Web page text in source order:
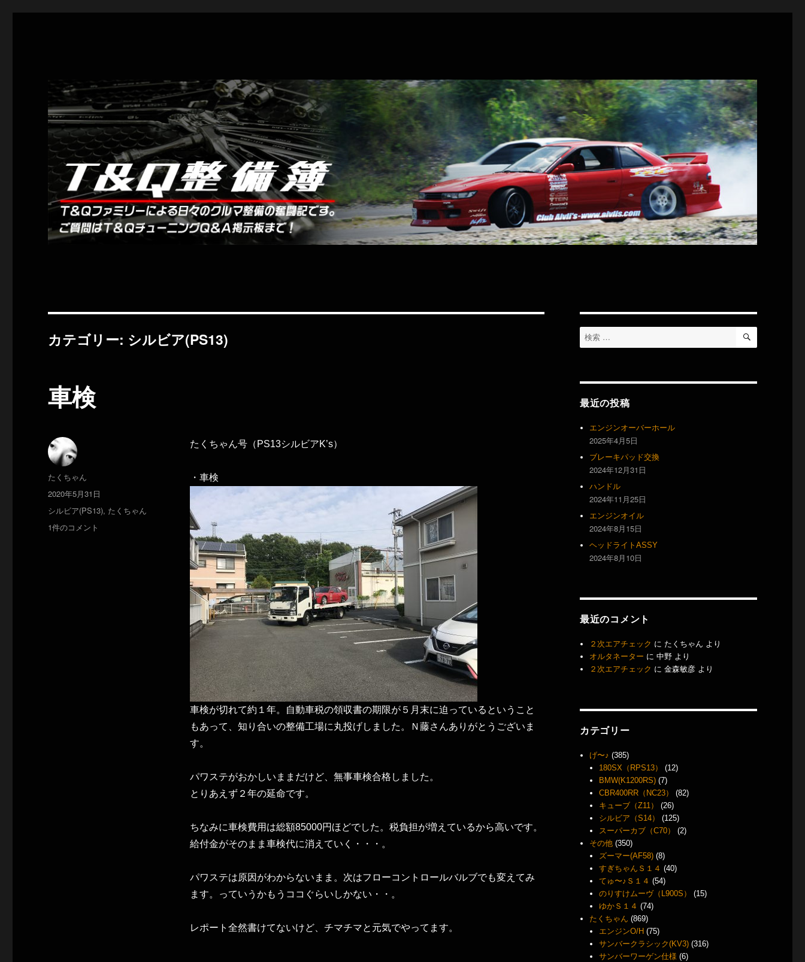
カテゴリー: シルビア(PS13)
車検
たくちゃん号（PS13シルビアK’s）
・車検
車検が切れて約１年。自動車税の領収書の期限が５月末に迫っているということ
もあって、知り合いの整備工場に丸投げしました。Ｎ藤さんありがとうございま
す。
パワステがおかしいままだけど、無事車検合格しました。
とりあえず２年の延命です。
ちなみに車検費用は総額85000円ほどでした。税負担が増えているから高いです。
給付金がそのまま車検代に消えていく・・・。
パワステは原因がわからないまま。次はフローコントロールバルブでも変えてみ
ます。っていうかもうココぐらいしかない・・。
レポート全然書けてないけど、チマチマと元気でやってます。
投
稿
たくちゃん
投
稿
2020年5月31日
カ
テ
ゴ
シルビア(PS13), たくちゃん
車
1件のコメント
検
索
検
最近の投稿
エンジンオーバーホール
2025年4月5日
ブレーキパッド交換
2024年12月31日
ハンドル
2024年11月25日
エンジンオイル
2024年8月15日
ヘッドライトASSY
2024年8月10日
最近のコメント
２次エアチェック に たくちゃん より
オルタネーター に中野 より
２次エアチェック に金森敏彦 より
カテゴリー
げ〜♪ (385)
180SX（RPS13）
(12)
BMW(K1200RS) (7)
CBR400RR（NC23）
(82)
キューブ（Z11）
(26)
シルビア（S14）
(125)
スーパーカブ（C70）
(2)
その他 (350)
ズーマー(AF58) (8)
すぎちゃんＳ１４ (40)
てゅ〜♪Ｓ１４ (54)
のりすけムーヴ（L900S）
(15)
ゆかＳ１４ (74)
たくちゃん (869)
エンジンO/H (75)
サンバークラシック(KV3) (316)
サンバーワーゲン仕様 (6)